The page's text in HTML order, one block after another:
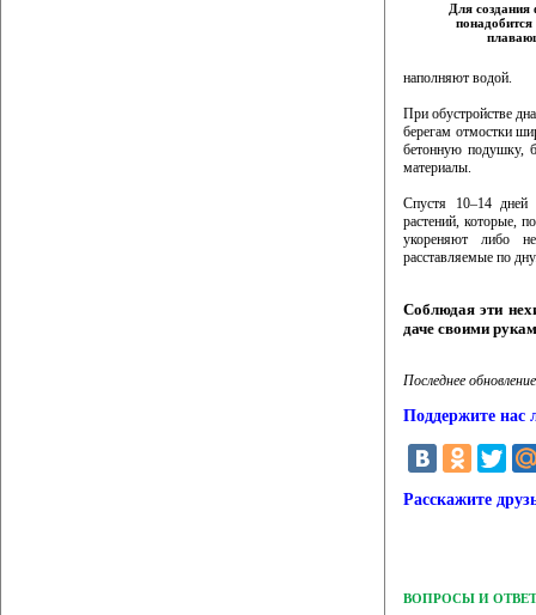
Для создания
наполняют водой.
При обустройстве
берегам отмостки
бетонную подушку,
материалы.
Спустя 10–14
растений, которые,
укореняют либо
расставляемые по
Соблюдая эти
даче своими
Последнее
Поддержите нас
Расскажите
ВОПРОСЫ И